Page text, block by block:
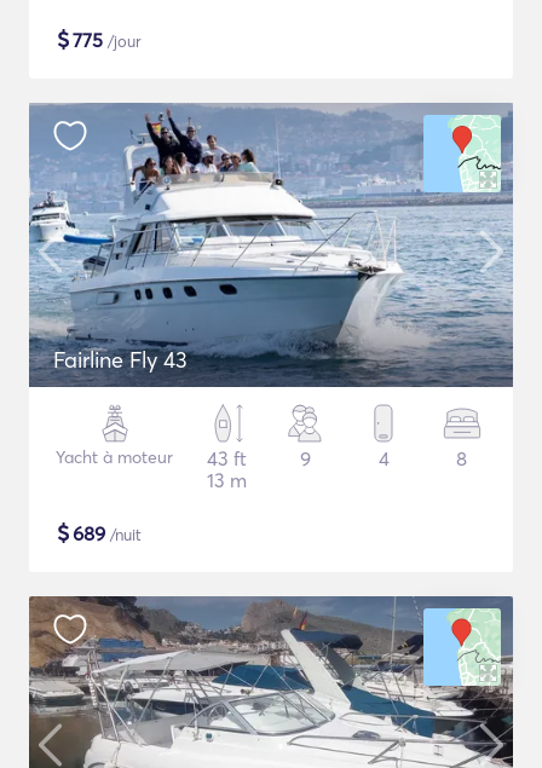
$775 /jour
Fairline Fly 43
Yacht à moteur
43 ft
13 m
9 4 8
$689 /nuit